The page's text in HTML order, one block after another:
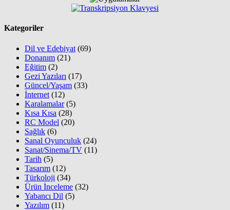
Kategoriler
Dil ve Edebiyat (69)
Donanım (21)
Eğitim (2)
Gezi Yazıları (17)
Güncel/Yaşam (33)
İnternet (12)
Karalamalar(5)
Kısa Kısa (28)
RC Model (20)
Sağlık (6)
Sanal Oyunculuk (24)
Sanat/Sinema/TV (11)
Tarih (5)
Tasarım (12)
Türkoloji (34)
Ürün İnceleme (32)
Yabancı Dil (5)
Yazılım (11)